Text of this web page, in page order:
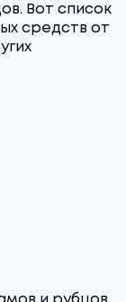
Вот список
средств от